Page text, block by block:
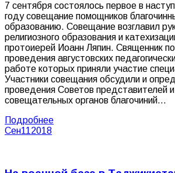
7 сентября состоялось первое в
году совещание помощников
образованию. Совещание возглавил
религиозного образования и
протоиерей Иоанн Ляпин. Священник
проведения августовских
работе которых приняли участие
Участники совещания обсудили и
проведения Советов представителей
совещательных органов благочиний…
Подробнее
Сен112018